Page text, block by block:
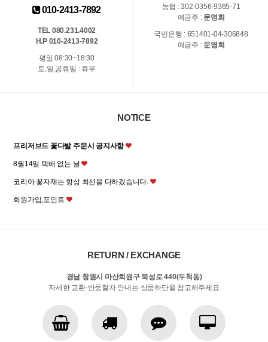
010-2413-7892
TEL 080.231.4002
H.P 010-2413-7892
평일 08:30~18:30
토,일,공휴일 : 휴무
농협 : 302-0356-9365-71
예금주 : 문영희
국민은행 : 651401-04-306848
예금주 : 문영희
NOTICE
프리저브드 꽃다발 주문시 공지사항
8월14일 택배 없는 날
코리아 꽃자재는 항상 최선을 다하겠습니다.
회원가입,포인트
RETURN / EXCHANGE
경남 창원시 마산회원구 북성로 440(두척동)
자세한 교환·반품절차 안내는 상품하단을 참고해주세요